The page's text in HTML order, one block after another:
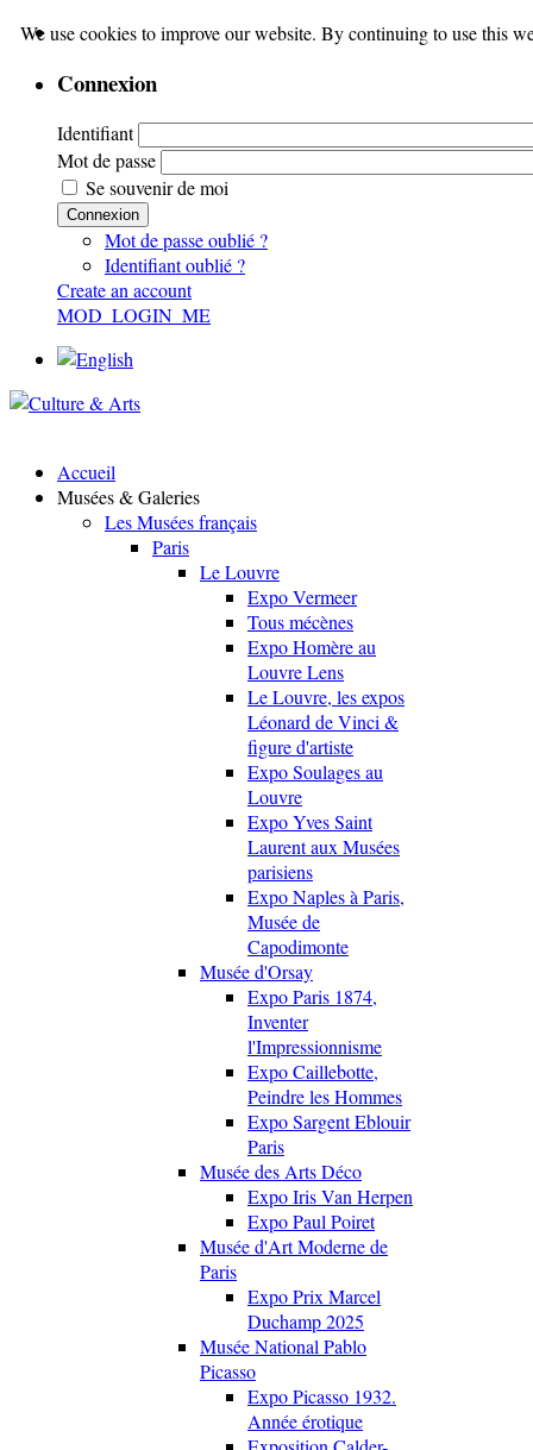
Connexion
Identifiant
Mot de passe
Se souvenir de moi
Connexion
Mot de passe oublié ?
Identifiant oublié ?
Create an account
MOD_LOGIN_ME
Accueil
Musées & Galeries
Les Musées français
Paris
Le Louvre
Expo Vermeer
Tous mécènes
Expo Homère au
Louvre Lens
Le Louvre, les expos
Léonard de Vinci &
figure d'artiste
Expo Soulages au
Louvre
Expo Yves Saint
Laurent aux Musées
parisiens
Expo Naples à Paris,
Musée de
Capodimonte
Musée d'Orsay
Expo Paris 1874,
Inventer
l'Impressionnisme
Expo Caillebotte,
Peindre les Hommes
Expo Sargent Eblouir
Paris
Musée des Arts Déco
Expo Iris Van Herpen
Expo Paul Poiret
Musée d'Art Moderne de
Paris
Expo Prix Marcel
Duchamp 2025
Musée National Pablo
Picasso
Expo Picasso 1932.
Année érotique
We use cookies to improve our website. By continuing to use this